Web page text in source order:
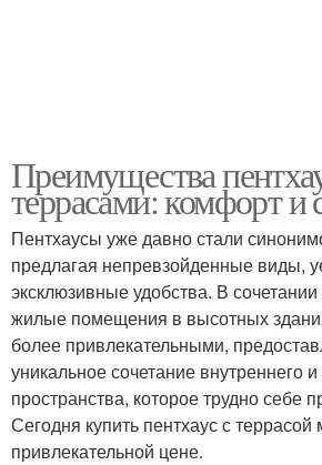
Преимущества
террасами: комфорт и
Пентхаусы уже давно стали
предлагая непревзойденные виды,
эксклюзивные удобства. В сочетании
жилые помещения в высотных
более привлекательными,
уникальное сочетание внутреннего
пространства, которое трудно себе
Сегодня купить пентхаус с
привлекательной цене.